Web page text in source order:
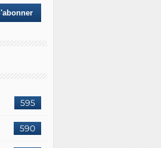
595
590